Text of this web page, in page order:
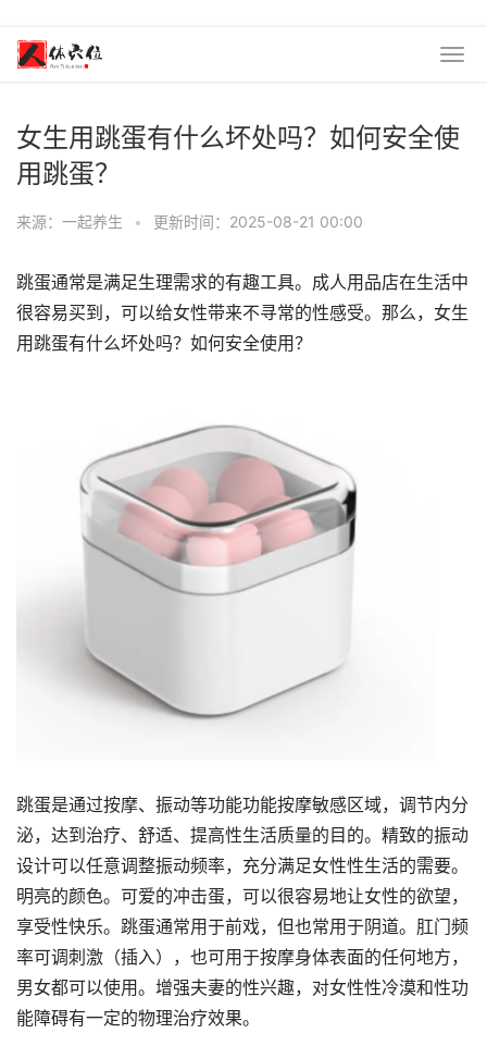
女生用跳蛋有什么坏处吗？如何安全使
用跳蛋？
来源：一起养生 • 更新时间：2025-08-21 00:00
跳蛋通常是满足生理需求的有趣工具。成人用品店在生活中
很容易买到，可以给女性带来不寻常的性感受。那么，女生
用跳蛋有什么坏处吗？如何安全使用？
跳蛋是通过按摩、振动等功能功能按摩敏感区域，调节内分
泌，达到治疗、舒适、提高性生活质量的目的。精致的振动
设计可以任意调整振动频率，充分满足女性性生活的需要。
明亮的颜色。可爱的冲击蛋，可以很容易地让女性的欲望，
享受性快乐。跳蛋通常用于前戏，但也常用于阴道。肛门频
率可调刺激（插入），也可用于按摩身体表面的任何地方，
男女都可以使用。增强夫妻的性兴趣，对女性性冷漠和性功
能障碍有一定的物理治疗效果。